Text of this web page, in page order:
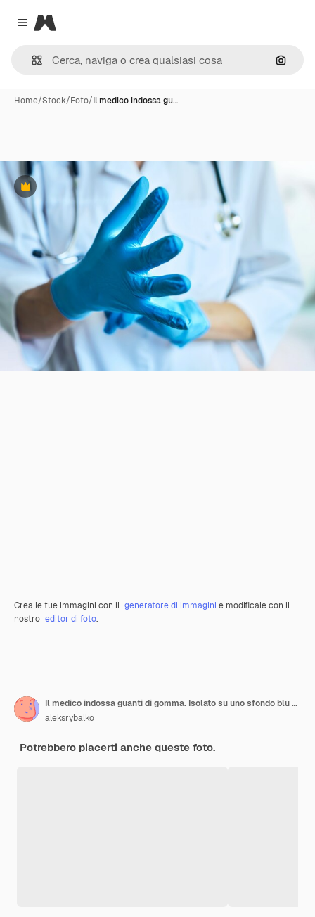
Close menu
Magnific
Cerca
Home/Stock/Foto/Il medico indossa gu…
Premium
Crea le tue immagini con il generatore di immagini e modificale con il
nostro editor di foto.
Il medico indossa guanti di gomma. Isolato su uno sfondo blu chiaro
aleksrybalko
Potrebbero piacerti anche queste foto.